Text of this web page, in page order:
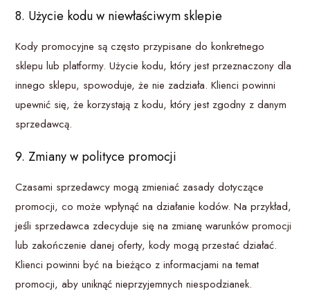
8. Użycie kodu w niewłaściwym sklepie
Kody promocyjne są często przypisane do konkretnego
sklepu lub platformy. Użycie kodu, który jest przeznaczony dla
innego sklepu, spowoduje, że nie zadziała. Klienci powinni
upewnić się, że korzystają z kodu, który jest zgodny z danym
sprzedawcą.
9. Zmiany w polityce promocji
Czasami sprzedawcy mogą zmieniać zasady dotyczące
promocji, co może wpłynąć na działanie kodów. Na przykład,
jeśli sprzedawca zdecyduje się na zmianę warunków promocji
lub zakończenie danej oferty, kody mogą przestać działać.
Klienci powinni być na bieżąco z informacjami na temat
promocji, aby uniknąć nieprzyjemnych niespodzianek.